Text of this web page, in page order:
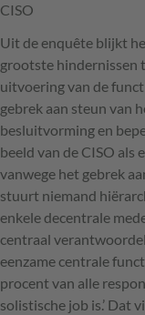
CISO
Uit de enquête blijkt
grootste hindernissen
uitvoering van de
gebrek aan steun van
besluitvorming en
beeld van de CISO als
vanwege het gebrek
stuurt niemand
enkele decentrale
centraal
eenzame centrale
procent van alle
solistische job is.’ Dat